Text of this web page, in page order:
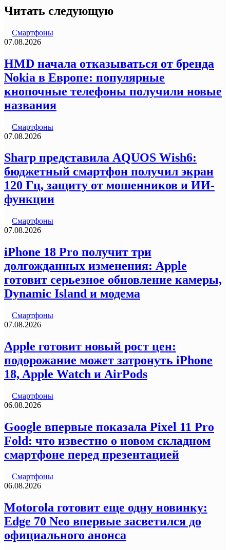
Читать следующую
Смартфоны
07.08.2026
HMD начала отказываться от бренда
Nokia в Европе: популярные
кнопочные телефоны получили новые
названия
Смартфоны
07.08.2026
Sharp представила AQUOS Wish6:
бюджетный смартфон получил экран
120 Гц, защиту от мошенников и ИИ-
функции
Смартфоны
07.08.2026
iPhone 18 Pro получит три
долгожданных изменения: Apple
готовит серьезное обновление камеры,
Dynamic Island и модема
Смартфоны
07.08.2026
Apple готовит новый рост цен:
подорожание может затронуть iPhone
18, Apple Watch и AirPods
Смартфоны
06.08.2026
Google впервые показала Pixel 11 Pro
Fold: что известно о новом складном
смартфоне перед презентацией
Смартфоны
06.08.2026
Motorola готовит еще одну новинку:
Edge 70 Neo впервые засветился до
официального анонса